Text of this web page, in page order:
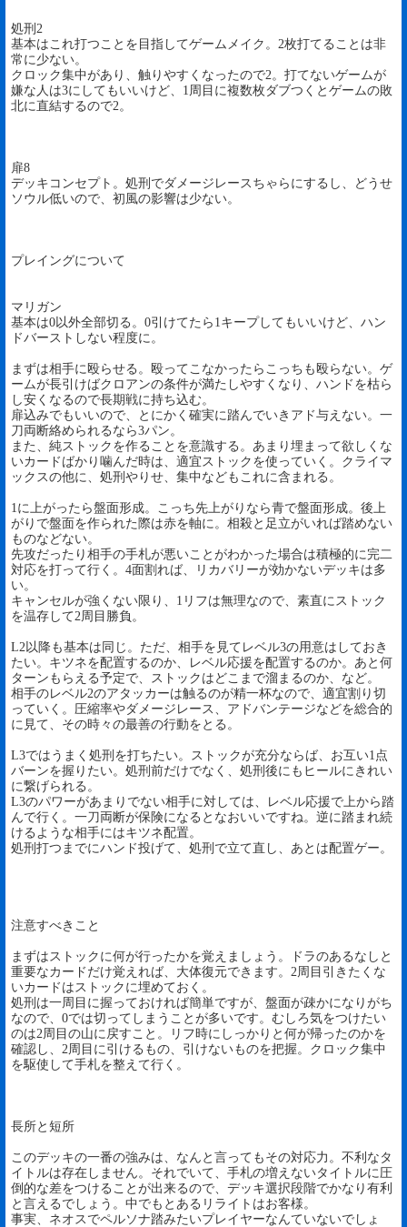
処刑2
基本はこれ打つことを目指してゲームメイク。2枚打てることは非
常に少ない。
クロック集中があり、触りやすくなったので2。打てないゲームが
嫌な人は3にしてもいいけど、1周目に複数枚ダブつくとゲームの敗
北に直結するので2。
扉8
デッキコンセプト。処刑でダメージレースちゃらにするし、どうせ
ソウル低いので、初風の影響は少ない。
プレイングについて
マリガン
基本は0以外全部切る。0引けてたら1キープしてもいいけど、ハン
ドバーストしない程度に。
まずは相手に殴らせる。殴ってこなかったらこっちも殴らない。ゲ
ームが長引けばクロアンの条件が満たしやすくなり、ハンドを枯ら
し安くなるので長期戦に持ち込む。
扉込みでもいいので、とにかく確実に踏んでいきアド与えない。一
刀両断絡められるなら3パン。
また、純ストックを作ることを意識する。あまり埋まって欲しくな
いカードばかり噛んだ時は、適宜ストックを使っていく。クライマ
ックスの他に、処刑やりせ、集中などもこれに含まれる。
1に上がったら盤面形成。こっち先上がりなら青で盤面形成。後上
がりで盤面を作られた際は赤を軸に。相殺と足立がいれば踏めない
ものなどない。
先攻だったり相手の手札が悪いことがわかった場合は積極的に完二
対応を打って行く。4面割れば、リカバリーが効かないデッキは多
い。
キャンセルが強くない限り、1リフは無理なので、素直にストック
を温存して2周目勝負。
L2以降も基本は同じ。ただ、相手を見てレベル3の用意はしておき
たい。キツネを配置するのか、レベル応援を配置するのか。あと何
ターンもらえる予定で、ストックはどこまで溜まるのか、など。
相手のレベル2のアタッカーは触るのが精一杯なので、適宜割り切
っていく。圧縮率やダメージレース、アドバンテージなどを総合的
に見て、その時々の最善の行動をとる。
L3ではうまく処刑を打ちたい。ストックが充分ならば、お互い1点
バーンを握りたい。処刑前だけでなく、処刑後にもヒールにきれい
に繋げられる。
L3のパワーがあまりでない相手に対しては、レベル応援で上から踏
んで行く。一刀両断が保険になるとなおいいですね。逆に踏まれ続
けるような相手にはキツネ配置。
処刑打つまでにハンド投げて、処刑で立て直し、あとは配置ゲー。
注意すべきこと
まずはストックに何が行ったかを覚えましょう。ドラのあるなしと
重要なカードだけ覚えれば、大体復元できます。2周目引きたくな
いカードはストックに埋めておく。
処刑は一周目に握っておければ簡単ですが、盤面が疎かになりがち
なので、0では切ってしまうことが多いです。むしろ気をつけたい
のは2周目の山に戻すこと。リフ時にしっかりと何が帰ったのかを
確認し、2周目に引けるもの、引けないものを把握。クロック集中
を駆使して手札を整えて行く。
長所と短所
このデッキの一番の強みは、なんと言ってもその対応力。不利なタ
イトルは存在しません。それでいて、手札の増えないタイトルに圧
倒的な差をつけることが出来るので、デッキ選択段階でかなり有利
と言えるでしょう。中でもとあるリライトはお客様。
事実、ネオスでペルソナ踏みたいプレイヤーなんていないでしょ